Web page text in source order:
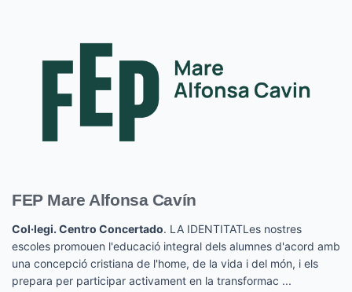
FEP Mare Alfonsa Cavín
Col·legi. Centro Concertado. LA IDENTITATLes nostres
escoles promouen l'educació integral dels alumnes d'acord amb
una concepció cristiana de l'home, de la vida i del món, i els
prepara per participar activament en la transformac ...